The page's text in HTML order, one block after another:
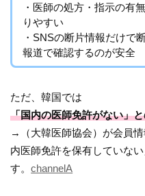
・医師の処方・指示の有
りやすい
・SNSの断片情報だけで
報道で確認するのが安全
ただ、韓国では
「国内の医師免許がない」
→（大韓医師協会）が会員
内医師免許を保有していな
す。channelA